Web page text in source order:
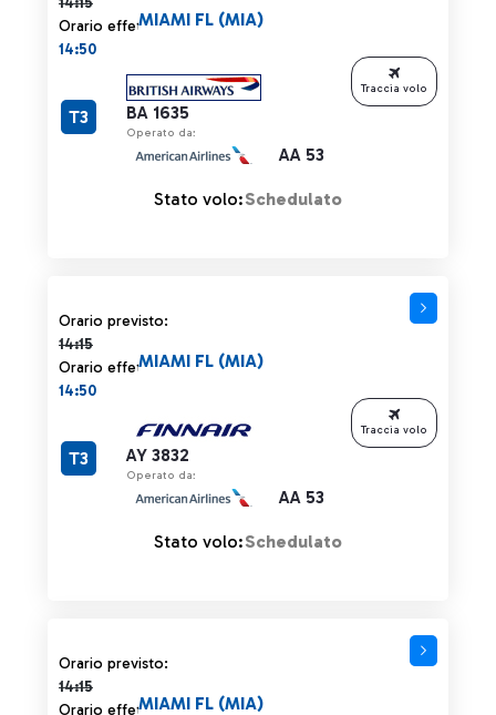
Orario effettivo:
14:50
BA 1635
Operato da:
AA 53
MIAMI FL (MIA)
T3
Stato volo:Schedulato
Traccia volo
Orario previsto:
14:15
Orario previsto 14:15 barrato
Orario effettivo:
14:50
AY 3832
Operato da:
AA 53
MIAMI FL (MIA)
T3
Stato volo:Schedulato
Traccia volo
Orario previsto:
14:15
Orario previsto 14:15 barrato
Orario effettivo:MIAMI FL (MIA)